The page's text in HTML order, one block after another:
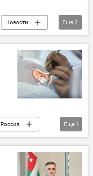
Новости
Еще 2
Россия
Еще 1